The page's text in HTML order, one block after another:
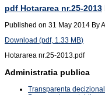
pdf Hotararea nr.25-2013
Published on 31 May 2014 By
Download (pdf, 1.33 MB)
Hotararea nr.25-2013.pdf
Administratia publica
Transparenta